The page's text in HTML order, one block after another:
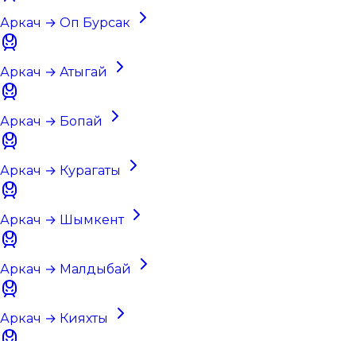
Аркач → Оп Бурсак
Аркач → Атыгай
Аркач → Бопай
Аркач → Курагаты
Аркач → Шымкент
Аркач → Малдыбай
Аркач → Кияхты